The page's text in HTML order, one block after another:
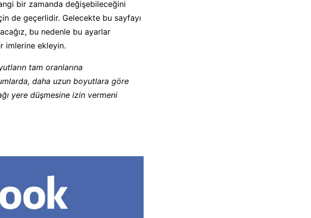
bir zamanda değişebileceğini
de geçerlidir. Gelecekte bu sayfayı
bu nedenle bu ayarlar
imlerine ekleyin.
tam oranlarına
daha uzun boyutlara göre
yere düşmesine izin vermeni